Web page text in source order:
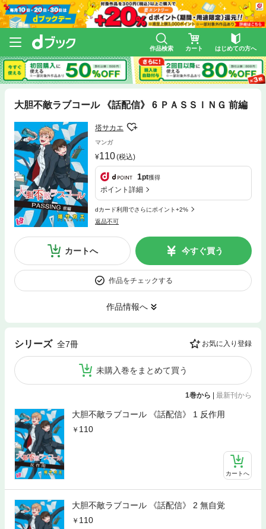
作品検索 カート はじめての方へ
大胆不敵ラブコール 《話配信》 6 ＰＡＳＳＩＮＧ 前編
塔サカエ
マンガ
110(税込)
1pt獲得
ポイント詳細
dカード利用でさらにポイント+2%
返品不可
カートへ 今すぐ買う
作品をチェックする
作品情報へ
シリーズ 全7冊 お気に入り登録
未購入巻をまとめて買う
1巻から | 最新刊から
大胆不敵ラブコール 《話配信》 1 反作用
110
カートへ
大胆不敵ラブコール 《話配信》 2 無自覚
110